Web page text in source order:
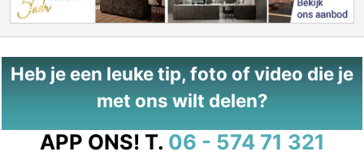
Heb je een leuke tip, foto of video die je
met ons wilt delen?
APP ONS! T. 06 - 574 71 321